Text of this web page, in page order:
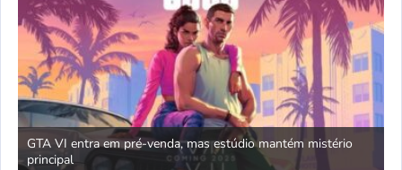
GTA VI entra em pré-venda, mas estúdio mantém mistério
principal